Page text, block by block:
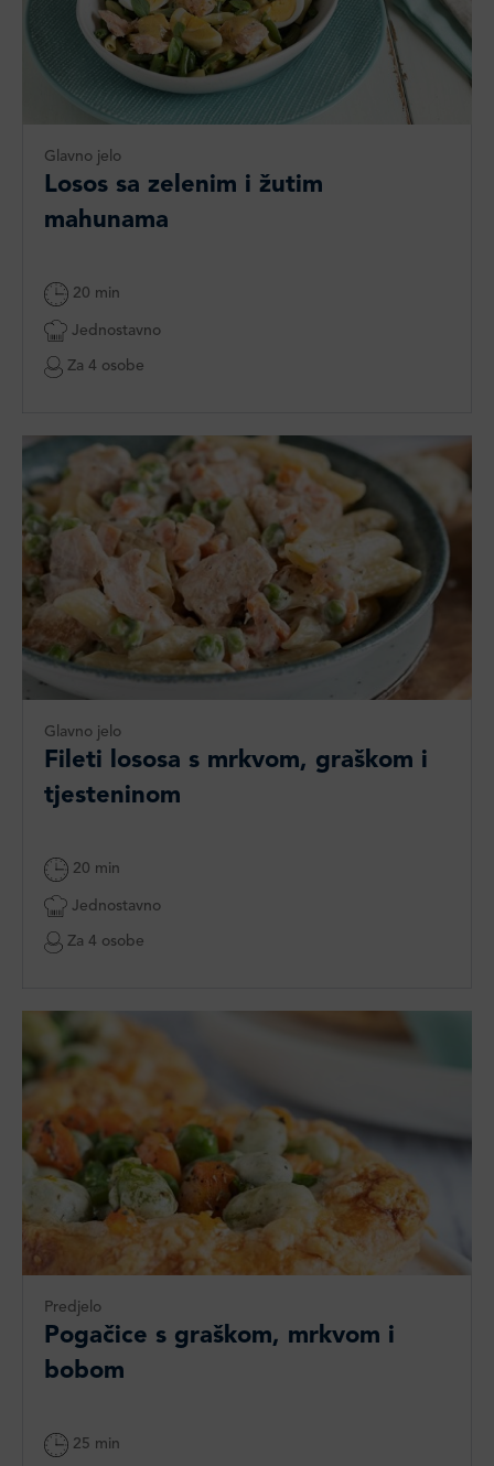
Glavno jelo
Losos sa zelenim i žutim
mahunama
20 min
Jednostavno
Za 4 osobe
Glavno jelo
Fileti lososa s mrkvom, graškom i
tjesteninom
20 min
Jednostavno
Za 4 osobe
Predjelo
Pogačice s graškom, mrkvom i
bobom
25 min